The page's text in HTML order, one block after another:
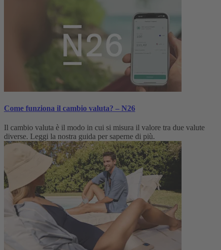
Come funziona il cambio valuta? – N26
Il cambio valuta è il modo in cui si misura il valore tra due valute
diverse. Leggi la nostra guida per saperne di più.